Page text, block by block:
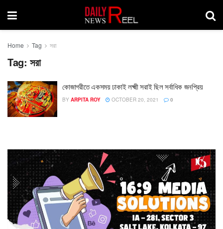
Home Tag সরা
Tag: সরা
কোজাগরীতে একসময় ঢাকাই লক্ষ্মী সরাই ছিল সর্বাধিক জনপ্রিয়
BY ARPITA ROY OCTOBER 20, 2021 0